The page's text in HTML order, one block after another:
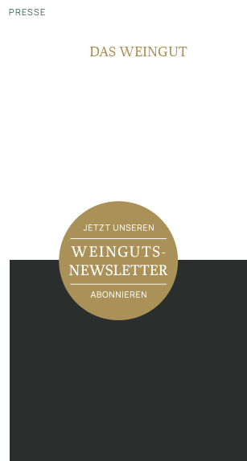
DAS WEINGUT
IN DEN MEDIEN
NEWSLETTER
PRESSE